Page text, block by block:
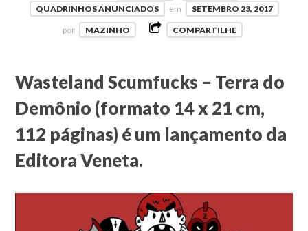
QUADRINHOS ANUNCIADOS
em SETEMBRO 23, 2017
por MAZINHO COMPARTILHE
Wasteland Scumfucks – Terra do
Demônio (formato 14 x 21 cm,
112 páginas) é um lançamento da
Editora Veneta.